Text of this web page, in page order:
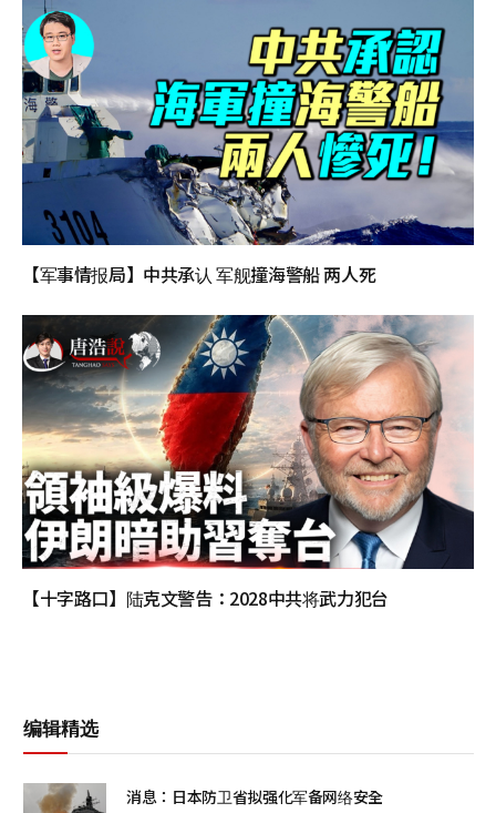
【军事情报局】中共承认 军舰撞海警船 两人死
【十字路口】陆克文警告：2028中共将武力犯台
编辑精选
消息：日本防卫省拟强化军备网络安全